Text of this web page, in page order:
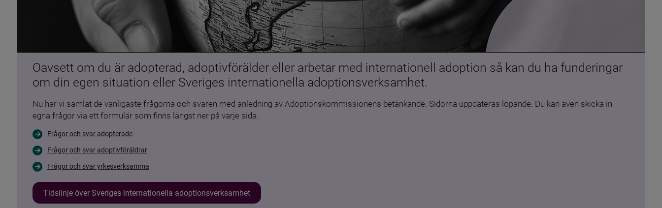
Oavsett om du är adopterad, adoptivförälder eller arbetar med internationell adoption så kan du ha funderingar
om din egen situation eller Sveriges internationella adoptionsverksamhet.
Nu har vi samlat de vanligaste frågorna och svaren med anledning av Adoptionskommissionens betänkande. Sidorna uppdateras löpande. Du kan även skicka in
egna frågor via ett formulär som finns längst ner på varje sida.
Frågor och svar adopterade
Frågor och svar adoptivföräldrar
Frågor och svar yrkesverksamma
Tidslinje över Sveriges internationella adoptionsverksamhet